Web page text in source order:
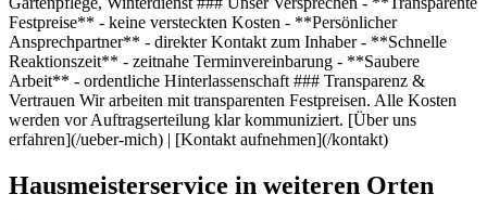
Festpreise** - keine versteckten Kosten - **Persönlicher
Ansprechpartner** - direkter Kontakt zum Inhaber - **Schnelle
Reaktionszeit** - zeitnahe Terminvereinbarung - **Saubere
Arbeit** - ordentliche Hinterlassenschaft ### Transparenz &
Vertrauen Wir arbeiten mit transparenten Festpreisen. Alle Kosten
werden vor Auftragserteilung klar kommuniziert. [Über uns
erfahren](/ueber-mich) | [Kontakt aufnehmen](/kontakt)
Hausmeisterservice in weiteren Orten